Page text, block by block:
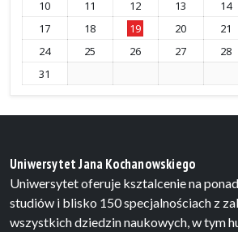
10
11 12 13 14
17
18 19 20 21
24
25 26 27 28
31
Uniwersytet Jana Kochanowskiego
Uniwersytet oferuje ksztalcenie na
studiów i blisko 150 specjalnościach z
wszystkich dziedzin naukowych, w tym